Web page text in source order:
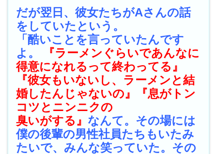
だが翌日、彼女たちがAさんの話
をしていたという。
「酷いことを言っていたんです
よ。
『ラーメンぐらいであんなに
得意になれるって終わってる』
『彼女もいないし、ラーメンと結
婚したんじゃないの』『息がトン
コツとニンニクの
臭いがする』 なんて。その場には
僕の後輩の男性社員たちもいたみ
たいで、みんな笑っていた。その